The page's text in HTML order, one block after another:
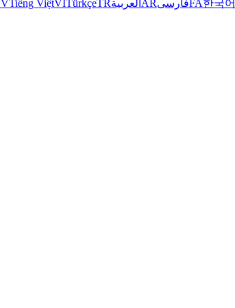
Tiếng ViệtVITürkçeTRالعربية ARفارسیFA한국어